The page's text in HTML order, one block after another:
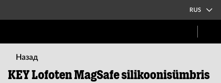
RUS
Назад
KEY Lofoten MagSafe silikoonisümbris